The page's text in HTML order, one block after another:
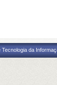
Tecnologia da